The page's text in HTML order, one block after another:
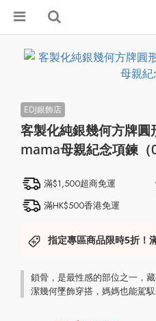
客製化純銀幾何方牌圓
mama母親紀念項鍊（
滿$1,500超商免運
滿HK$500香港免運
指定專區商品限時5折！
鎖骨，是最性感的部位之一，
潔幾何墜飾穿搭，媽媽也能駕馭